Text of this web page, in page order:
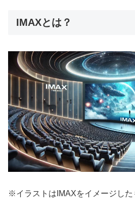
IMAXとは？
※イラストはIMAXをイメージした